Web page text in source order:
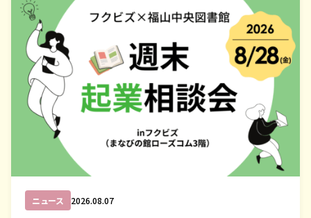
ニュース 2026.08.07